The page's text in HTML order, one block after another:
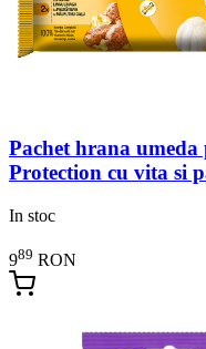
Pachet hrana
Protection cu vita si
In stoc
989 RON